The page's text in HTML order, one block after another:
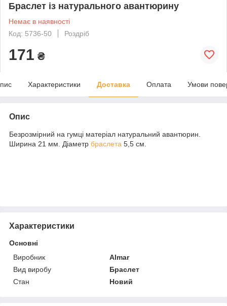
Браслет із натурального авантюрину
Немає в наявності
Код: 5736-50
Роздріб
171 ₴
Характеристики Доставка Оплата Умови
Опис
Безрозмірний на гумці матеріал натуральний авантюрин.
Ширина 21 мм. Діаметр браслета 5,5 см.
Характеристики
Основні
Виробник
Almar
Вид виробу
Браслет
Стан
Новий